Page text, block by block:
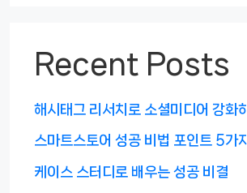
Recent Posts
해시태그 리서치로 소셜미디어 강화
스마트스토어 성공 비법 포인트 5가지
케이스 스터디로 배우는 성공 비결